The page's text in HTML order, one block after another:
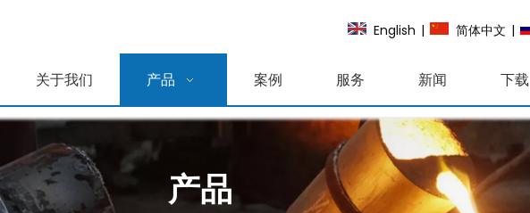
English | 简体中文 |
关于我们 产品 案例 服务 新闻 下载
产品